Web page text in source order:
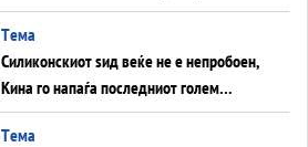
американска копнена инвазија
Tема
Силиконскиот ѕид веќе не е непробоен,
Кина го напаѓа последниот голем
монопол на Западот?
Tема